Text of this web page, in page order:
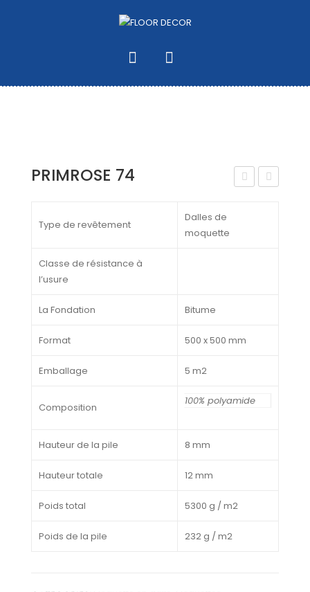
PRIMROSE 74
Type de revêtement
Dalles de
moquette
Classe de résistance à
l’usure
La Fondation Bitume
Format 500 x 500 mm
Emballage 5 m2
Composition
100% polyamide
Hauteur de la pile 8 mm
Hauteur totale 12 mm
Poids total 5300 g / m2
Poids de la pile 232 g / m2